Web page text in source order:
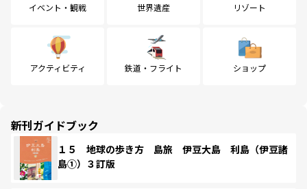
イベント・観戦 世界遺産 リゾート
アクティビティ 鉄道・フライト ショップ
新刊ガイドブック
１５ 地球の歩き方 島旅 伊豆大島 利島（伊豆諸
島①）３訂版